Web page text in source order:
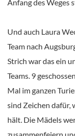
Anfang des Weges
Und auch Laura
Team nach
Strich war das ein
Teams. 9
Mal im ganzen
sind Zeichen dafür,
hält. Die Mädels